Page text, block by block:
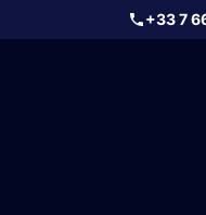
+33 7